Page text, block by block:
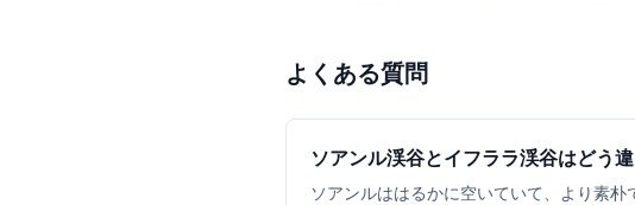
よくある質問
ソアンル渓谷とイフララ渓谷はどう
ソアンルははるかに空いていて、より素